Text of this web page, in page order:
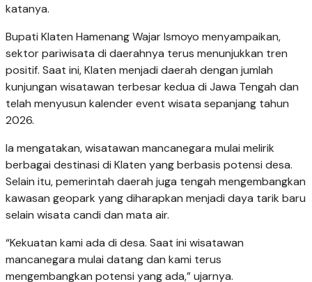
katanya.
Bupati Klaten Hamenang Wajar Ismoyo menyampaikan,
sektor pariwisata di daerahnya terus menunjukkan tren
positif. Saat ini, Klaten menjadi daerah dengan jumlah
kunjungan wisatawan terbesar kedua di Jawa Tengah dan
telah menyusun kalender event wisata sepanjang tahun
2026.
Ia mengatakan, wisatawan mancanegara mulai melirik
berbagai destinasi di Klaten yang berbasis potensi desa.
Selain itu, pemerintah daerah juga tengah mengembangkan
kawasan geopark yang diharapkan menjadi daya tarik baru
selain wisata candi dan mata air.
“Kekuatan kami ada di desa. Saat ini wisatawan
mancanegara mulai datang dan kami terus
mengembangkan potensi yang ada,” ujarnya.